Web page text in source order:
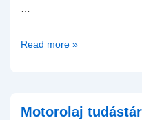
Olajcsere
Útmutató
Read more »
Motorolaj